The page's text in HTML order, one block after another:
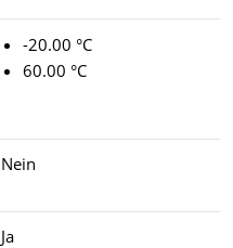
-20.00 °C
60.00 °C
Nein
Ja